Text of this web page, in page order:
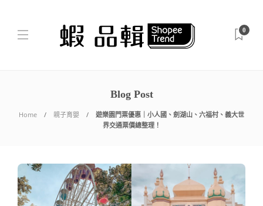
0
Blog Post
Home 親子育嬰
遊樂園門票優惠｜小人國、劍湖山、六福村、義大世
界交通票價總整理！